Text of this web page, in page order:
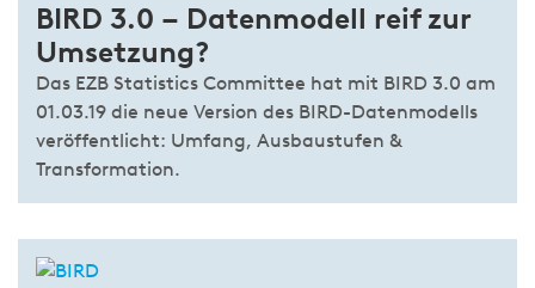
BIRD 3.0 – Datenmodell reif zur
Umsetzung?
Das EZB Statistics Committee hat mit BIRD 3.0 am
01.03.19 die neue Version des BIRD-Datenmodells
veröffentlicht: Umfang, Ausbaustufen &
Transformation.